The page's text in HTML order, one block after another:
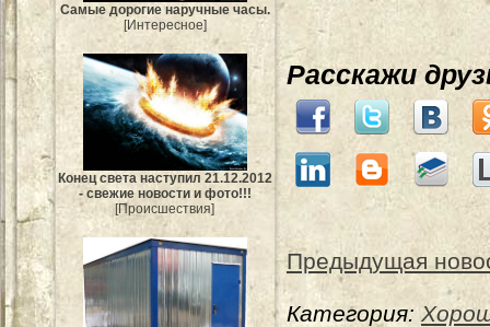
Самые дорогие наручные часы.
[Интересное]
Конец света наступил 21.12.2012
- свежие новости и фото!!!
[Происшествия]
Расскажи
Предыдущая
Категория: